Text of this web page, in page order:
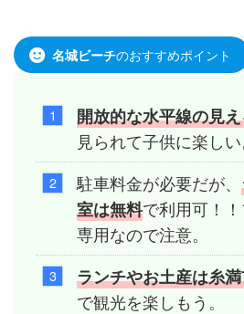
名城ビーチのおすすめポイント
開放的な水平線の見
見られて子供に楽しい
駐車料金が必要だが、
室は無料で利用可！
専用なので注意。
ランチやお土産は糸
で観光を楽しもう。